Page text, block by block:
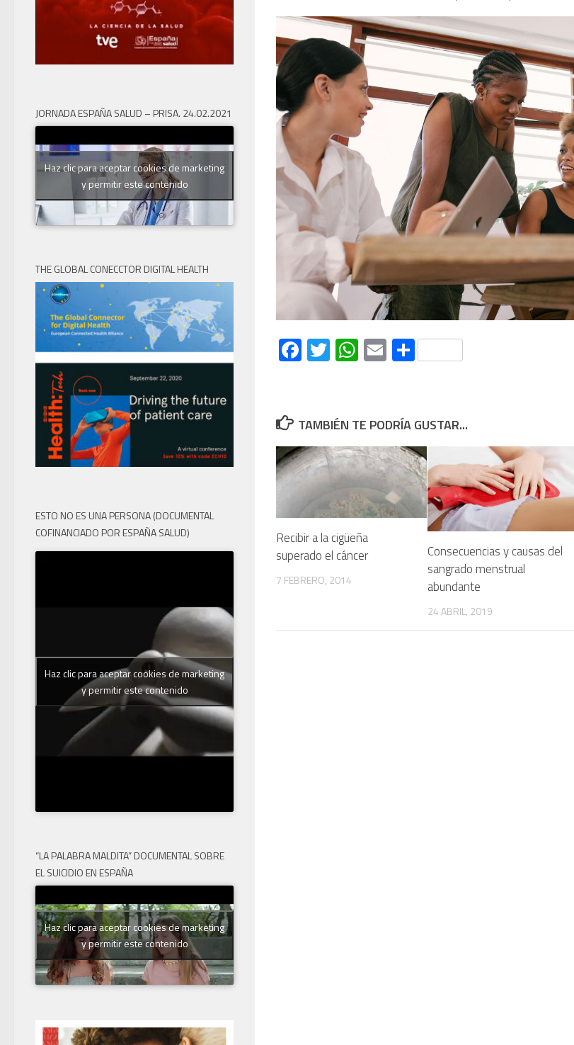
Facebook
Twitter
WhatsApp
EmailCompartir
TAMBIÉN TE PODRÍA GUSTAR...
Recibir a la cigüeña
superado el cáncer
7 FEBRERO, 2014
Consecuencias y causas del
sangrado menstrual
abundante
24 ABRIL, 2019
JORNADA ESPAÑA SALUD – PRISA. 24.02.2021
Haz clic para aceptar cookies de marketing
y permitir este contenido
THE GLOBAL CONECCTOR DIGITAL HEALTH
ESTO NO ES UNA PERSONA (DOCUMENTAL
COFINANCIADO POR ESPAÑA SALUD)
Haz clic para aceptar cookies de marketing
y permitir este contenido
“LA PALABRA MALDITA” DOCUMENTAL SOBRE
EL SUICIDIO EN ESPAÑA
Haz clic para aceptar cookies de marketing
y permitir este contenido